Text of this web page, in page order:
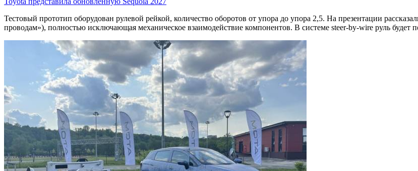
Тестовый прототип оборудован рулевой рейкой, количество оборотов от упора до упора 2,5. На презентации
проводам»), полностью исключающая механическое взаимодействие компонентов. В системе steer-by-wire руль будет